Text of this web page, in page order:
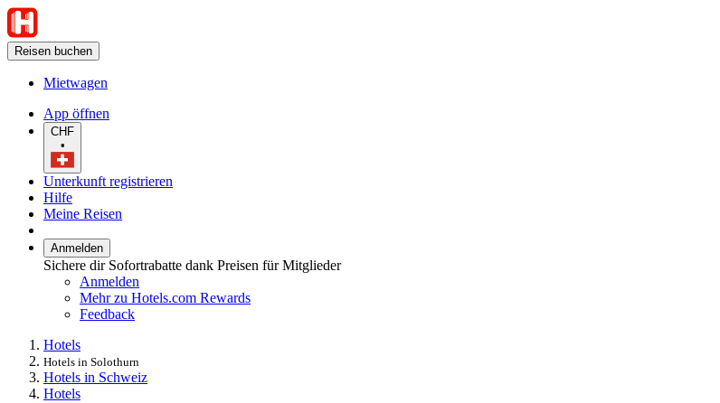
Reisen buchen
Mietwagen
App öffnen
CHF
•
Unterkunft registrieren
Hilfe
Meine Reisen
Anmelden
Sichere dir Sofortrabatte dank Preisen für Mitglieder
Anmelden
Mehr zu Hotels.com Rewards
Feedback
Hotels
Hotels in Solothurn
Hotels in Schweiz
Hotels